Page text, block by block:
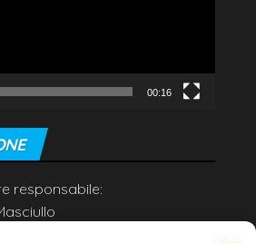
00:16
responsabile: